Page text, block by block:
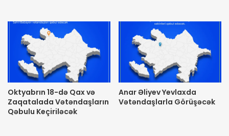
Oktyabrın 18-də Qax və
Zaqatalada Vətəndaşların
Qəbulu Keçiriləcək
Anar Əliyev Yevlaxda
Vətəndaşlarla Görüşəcək